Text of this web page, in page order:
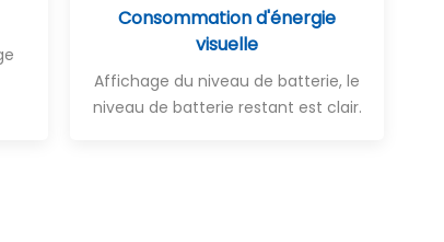
Consommation d'énergie
visuelle
Affichage du niveau de batterie, le
niveau de batterie restant est clair.